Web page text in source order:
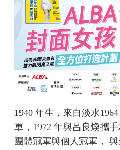
1940 年生，來自淡水
軍，1972 年與呂良煥攜
團體冠軍與個人冠軍，